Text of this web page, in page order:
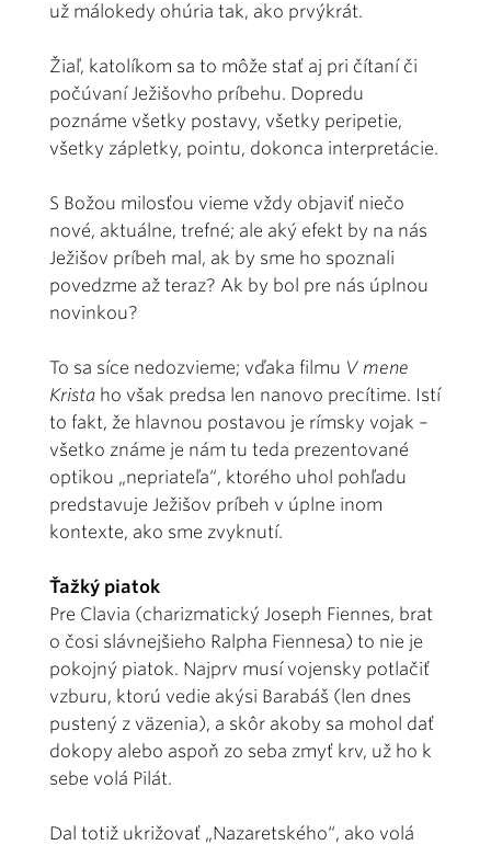
už málokedy ohúria tak, ako prvýkrát.
Žiaľ, katolíkom sa to môže stať aj pri čítaní či
počúvaní Ježišovho príbehu. Dopredu
poznáme všetky postavy, všetky peripetie,
všetky zápletky, pointu, dokonca interpretácie.
S Božou milosťou vieme vždy objaviť niečo
nové, aktuálne, trefné; ale aký efekt by na nás
Ježišov príbeh mal, ak by sme ho spoznali
povedzme až teraz? Ak by bol pre nás úplnou
novinkou?
To sa síce nedozvieme; vďaka filmu V mene
Krista ho však predsa len nanovo precítime. Istí
to fakt, že hlavnou postavou je rímsky vojak –
všetko známe je nám tu teda prezentované
optikou „nepriateľa“, ktorého uhol pohľadu
predstavuje Ježišov príbeh v úplne inom
kontexte, ako sme zvyknutí.
Ťažký piatok
Pre Clavia (charizmatický Joseph Fiennes, brat
o čosi slávnejšieho Ralpha Fiennesa) to nie je
pokojný piatok. Najprv musí vojensky potlačiť
vzburu, ktorú vedie akýsi Barabáš (len dnes
pustený z väzenia), a skôr akoby sa mohol dať
dokopy alebo aspoň zo seba zmyť krv, už ho k
sebe volá Pilát.
Dal totiž ukrižovať „Nazaretského“, ako volá